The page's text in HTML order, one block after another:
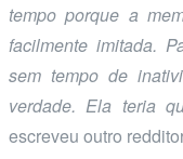
tempo porque a
facilmente imitada.
sem tempo de
verdade. Ela teria
escreveu outro